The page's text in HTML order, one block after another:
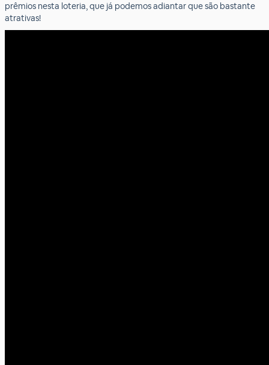
prêmios nesta loteria, que já podemos adiantar que são bastante
atrativas!